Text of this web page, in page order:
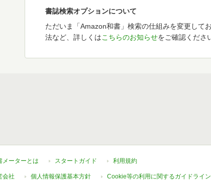
書誌検索オプションについて
ただいま「Amazon和書」検索の仕組みを変更して
法など、詳しくはこちらのお知らせをご確認くださ
メーターとは スタートガイド 利用規約
会社 個人情報保護基本方針 Cookie等の利用に関するガイドライン